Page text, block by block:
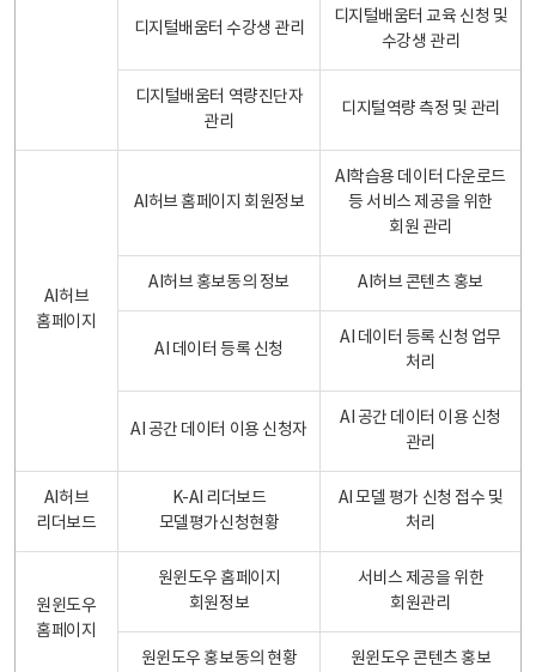
디지털배움터 수강생 관리
디지털배움터 교육 신청 및
수강생 관리
디지털배움터 역량진단자
관리
디지털역량 측정 및 관리
AI허브
홈페이지
AI허브 홈페이지 회원정보
AI학습용 데이터 다운로드
등 서비스 제공을 위한
회원 관리
AI허브 홍보동의 정보 AI허브 콘텐츠 홍보
AI 데이터 등록 신청
AI 데이터 등록 신청 업무
처리
AI 공간 데이터 이용 신청자
AI 공간 데이터 이용 신청
관리
AI허브
리더보드
K-AI 리더보드
모델평가신청현황
AI 모델 평가 신청 접수 및
처리
원윈도우
홈페이지
원윈도우 홈페이지
회원정보
서비스 제공을 위한
회원관리
원윈도우 홍보동의 현황 원윈도우 콘텐츠 홍보